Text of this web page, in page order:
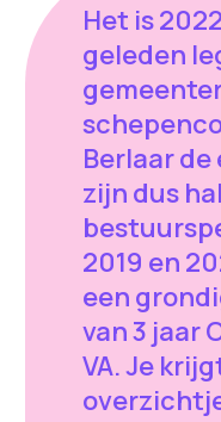
Het is
geleden
Berlaar de
zijn dus
2019 en
een
van 3 jaar
VA. Je